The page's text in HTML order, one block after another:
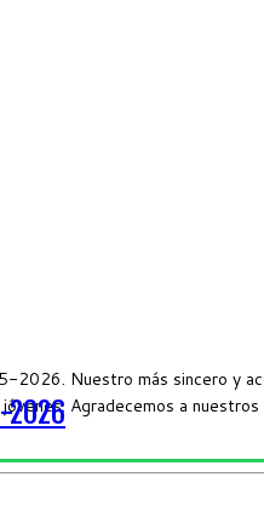
Nuestro más sincero y
Agradecemos a
2026